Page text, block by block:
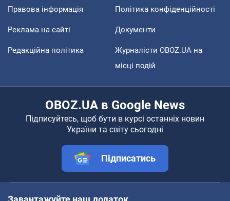
Правова інформація Політика конфіденційності
Реклама на сайті Документи
Редакційна політика
Журналісти OBOZ.UA на
місці подій
OBOZ.UA в Google News
Підписуйтесь, щоб бути в курсі останніх новин
України та світу сьогодні
Підписатись